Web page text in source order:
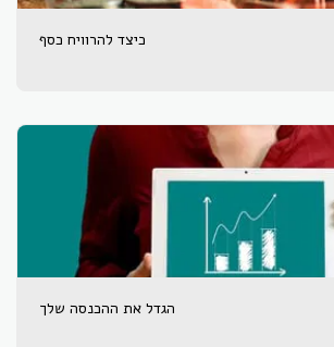
כיצד להרוויח כסף
הגדל את ההכנסה שלך